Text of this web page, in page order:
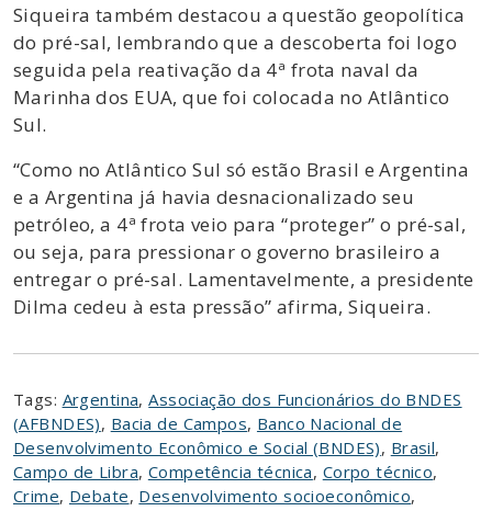
Siqueira também destacou a questão geopolítica
do pré-sal, lembrando que a descoberta foi logo
seguida pela reativação da 4ª frota naval da
Marinha dos EUA, que foi colocada no Atlântico
Sul.
“Como no Atlântico Sul só estão Brasil e Argentina
e a Argentina já havia desnacionalizado seu
petróleo, a 4ª frota veio para “proteger” o pré-sal,
ou seja, para pressionar o governo brasileiro a
entregar o pré-sal. Lamentavelmente, a presidente
Dilma cedeu à esta pressão” afirma, Siqueira.
Tags: Argentina,Associação dos Funcionários do BNDES
(AFBNDES), Bacia de Campos, Banco Nacional de
Desenvolvimento Econômico e Social (BNDES), Brasil,
Campo de Libra, Competência técnica, Corpo técnico,
Crime, Debate, Desenvolvimento socioeconômico,